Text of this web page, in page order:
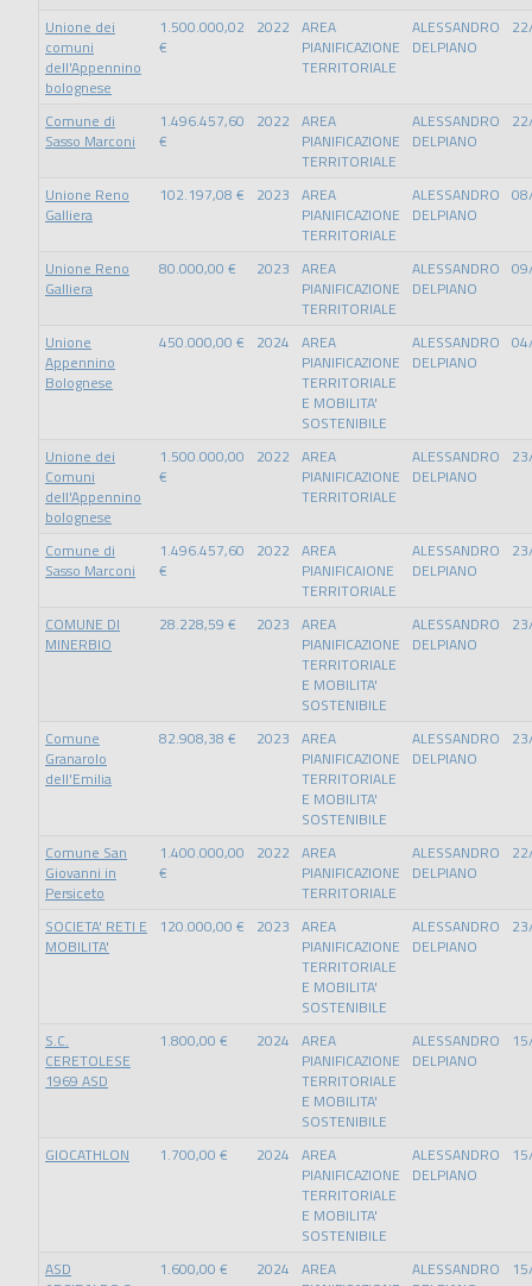
Unione dei
comuni
dell'Appennino
bolognese
1.500.000,02
€
2022 AREA
PIANIFICAZIONE
TERRITORIALE
ALESSANDRO
DELPIANO
Comune di
Sasso Marconi
1.496.457,60
€
2022 AREA
PIANIFICAZIONE
TERRITORIALE
ALESSANDRO
DELPIANO
Unione Reno
Galliera
102.197,08 € 2023 AREA
PIANIFICAZIONE
TERRITORIALE
ALESSANDRO
DELPIANO
Unione Reno
Galliera
80.000,00 € 2023 AREA
PIANIFICAZIONE
TERRITORIALE
ALESSANDRO
DELPIANO
Unione
Appennino
Bolognese
450.000,00 € 2024 AREA
PIANIFICAZIONE
TERRITORIALE
E MOBILITA'
SOSTENIBILE
ALESSANDRO
DELPIANO
Unione dei
Comuni
dell'Appennino
bolognese
1.500.000,00
€
2022 AREA
PIANIFICAZIONE
TERRITORIALE
ALESSANDRO
DELPIANO
Comune di
Sasso Marconi
1.496.457,60
€
2022 AREA
PIANIFICAIONE
TERRITORIALE
ALESSANDRO
DELPIANO
COMUNE DI
MINERBIO
28.228,59 € 2023 AREA
PIANIFICAZIONE
TERRITORIALE
E MOBILITA'
SOSTENIBILE
ALESSANDRO
DELPIANO
Comune
Granarolo
dell'Emilia
82.908,38 € 2023 AREA
PIANIFICAZIONE
TERRITORIALE
E MOBILITA'
SOSTENIBILE
ALESSANDRO
DELPIANO
Comune San
Giovanni in
Persiceto
1.400.000,00
€
2022 AREA
PIANIFICAZIONE
TERRITORIALE
ALESSANDRO
DELPIANO
SOCIETA' RETI E
MOBILITA'
120.000,00 € 2023 AREA
PIANIFICAZIONE
TERRITORIALE
E MOBILITA'
SOSTENIBILE
ALESSANDRO
DELPIANO
S.C.
CERETOLESE
1969 ASD
1.800,00 € 2024 AREA
PIANIFICAZIONE
TERRITORIALE
E MOBILITA'
SOSTENIBILE
ALESSANDRO
DELPIANO
GIOCATHLON 1.700,00 € 2024 AREA
PIANIFICAZIONE
TERRITORIALE
E MOBILITA'
SOSTENIBILE
ALESSANDRO
DELPIANO
ASD
1.600,00 € 2024 AREA
ALESSANDRO